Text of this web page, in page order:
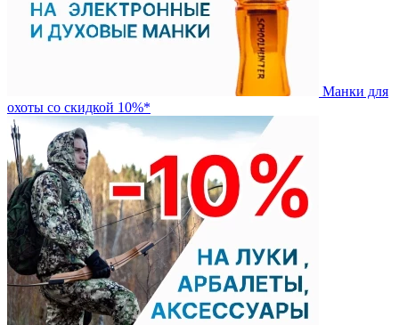
Манки для
охоты со скидкой 10%*